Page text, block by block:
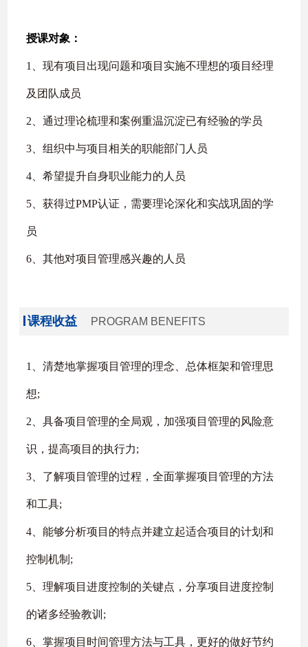
授课对象：
1 、现有项目出现问题和项目实施不理想的项目经理
及团队成员
2 、通过理论梳理和案例重温沉淀已有经验的学员
3 、组织中与项目相关的职能部门人员
4 、希望提升自身职业能力的人员
5 、获得过PMP认证，需要理论深化和实战巩固的学
员
6 、其他对项目管理感兴趣的人员
课程收益 PROGRAM BENEFITS
1 、清楚地掌握项目管理的理念、总体框架和管理思
想;
2 、具备项目管理的全局观，加强项目管理的风险意
识，提高项目的执行力;
3 、了解项目管理的过程，全面掌握项目管理的方法
和工具;
4 、能够分析项目的特点并建立起适合项目的计划和
控制机制 ;
5 、理解项目进度控制的关键点，分享项目进度控制
的诸多经验教训 ;
6 、掌握项目时间管理方法与工具，更好的做好节约